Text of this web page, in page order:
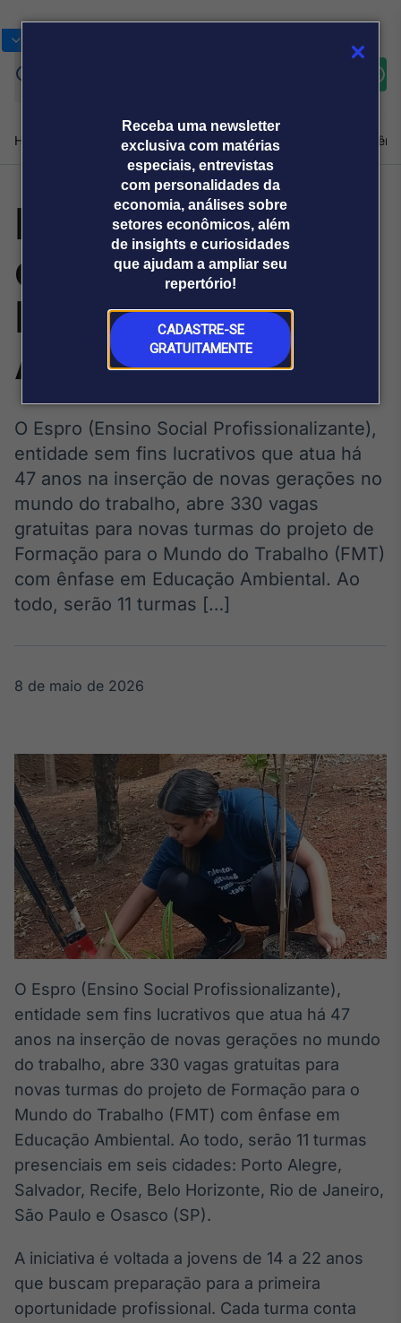
Receba uma newsletter
exclusiva com matérias
especiais, entrevistas
com personalidades da
economia, análises sobre
setores econômicos, além
de insights e curiosidades
que ajudam a ampliar seu
repertório!
CADASTRE-SE
GRATUITAMENTE
Home Produtos e soluçõesNotíciasBlogWeekend
Plataformas
Broadcast
Broadcast+
O mercado
financeiro em
tempo real
Broadcast
Agro
Tudo sobre o
agronegócio
Broadcast
Político
Os bastidores da
política em
tempo real
Broadcast
White Label
Plataforma para
conteúdos
personalizados
Soluções de Dados
e Conteúdos
Broadcast
Plataforma para
negociação de
ativos
Broadcast
integração de
conteúdos e
dados
Broadcast
Cotações e
notícias
Sobre nós Releases Broadcast
Prêmio Broadcast
Analistas
Prêmio Broadcast
Empresas
Agências de
comunicação
Releases
Espro oferece
curso gratuito de
Educação
Ambiental
O Espro (Ensino Social Profissionalizante),
entidade sem fins lucrativos que atua há
47 anos na inserção de novas gerações no
mundo do trabalho, abre 330 vagas
gratuitas para novas turmas do projeto de
Formação para o Mundo do Trabalho (FMT)
com ênfase em Educação Ambiental. Ao
todo, serão 11 turmas […]
8 de maio de 2026
O Espro (Ensino Social Profissionalizante),
entidade sem fins lucrativos que atua há 47
anos na inserção de novas gerações no mundo
do trabalho, abre 330 vagas gratuitas para
novas turmas do projeto de Formação para o
Mundo do Trabalho (FMT) com ênfase em
Educação Ambiental. Ao todo, serão 11 turmas
presenciais em seis cidades: Porto Alegre,
Salvador, Recife, Belo Horizonte, Rio de Janeiro,
São Paulo e Osasco (SP).
A iniciativa é voltada a jovens de 14 a 22 anos
que buscam preparação para a primeira
oportunidade profissional. Cada turma conta